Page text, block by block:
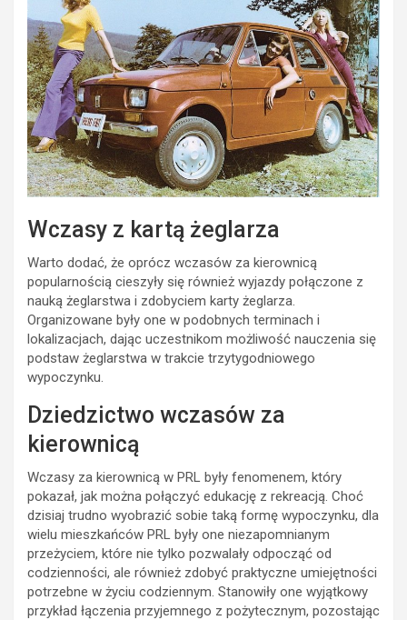
Wczasy z kartą żeglarza
Warto dodać, że oprócz wczasów za kierownicą
popularnością cieszyły się również wyjazdy połączone z
nauką żeglarstwa i zdobyciem karty żeglarza.
Organizowane były one w podobnych terminach i
lokalizacjach, dając uczestnikom możliwość nauczenia się
podstaw żeglarstwa w trakcie trzytygodniowego
wypoczynku.
Dziedzictwo wczasów za
kierownicą
Wczasy za kierownicą w PRL były fenomenem, który
pokazał, jak można połączyć edukację z rekreacją. Choć
dzisiaj trudno wyobrazić sobie taką formę wypoczynku, dla
wielu mieszkańców PRL były one niezapomnianym
przeżyciem, które nie tylko pozwalały odpocząć od
codzienności, ale również zdobyć praktyczne umiejętności
potrzebne w życiu codziennym. Stanowiły one wyjątkowy
przykład łączenia przyjemnego z pożytecznym, pozostając